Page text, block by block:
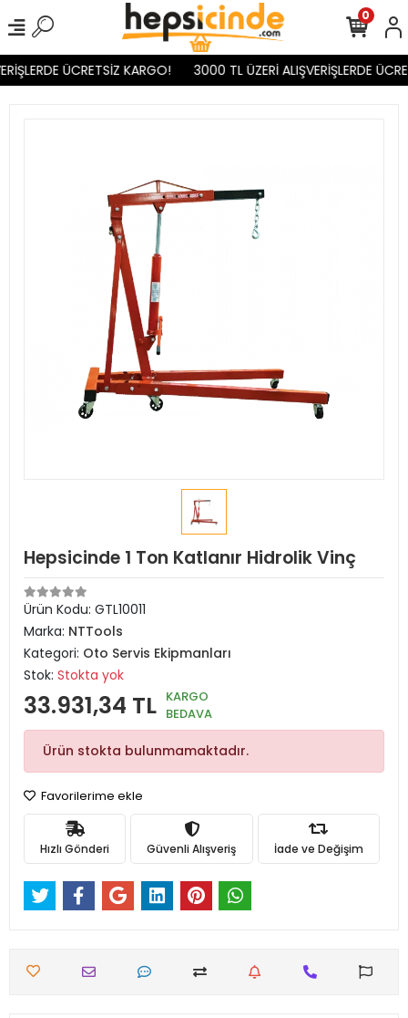
ÜCRETSİZ KARGO! 3000 TL ÜZERİ ALIŞVERİŞLERDE
0
Hepsicinde 1 Ton Katlanır Hidrolik Vinç
Ürün Kodu: GTL10011
Marka: NTTools
Kategori: Oto Servis Ekipmanları
Stok: Stokta yok
33.931,34 TL KARGO
BEDAVA
Ürün stokta bulunmamaktadır.
Favorilerime ekle
Hızlı Gönderi Güvenli Alışveriş İade ve Değişim